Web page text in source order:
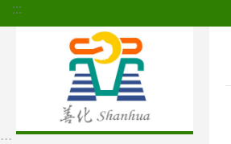
跳到主要內容區塊
:::
:::